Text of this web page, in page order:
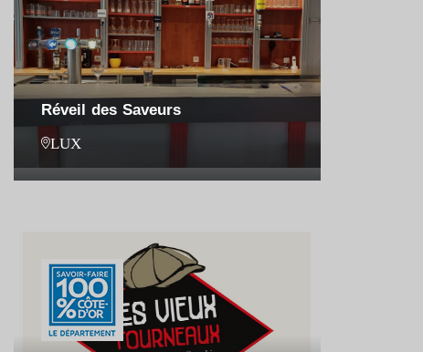
Réveil des Saveurs
LUX